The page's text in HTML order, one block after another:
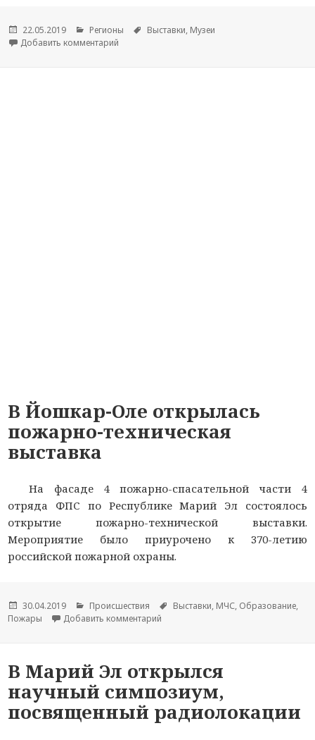
Опубликовано
22.05.2019 Рубрики
Регионы Метки
Выставки, Музеи
Добавить комментарий
В Йошкар-Оле открылась
пожарно-техническая
выставка
На фасаде 4 пожарно-спасательной части 4
отряда ФПС по Республике Марий Эл состоялось
открытие пожарно-технической выставки.
Мероприятие было приурочено к 370-летию
российской пожарной охраны.
Опубликовано
30.04.2019 Рубрики
Происшествия Метки
Выставки, МЧС, Образование,
Пожары
Добавить комментарий
В Марий Эл открылся
научный симпозиум,
посвященный радиолокации